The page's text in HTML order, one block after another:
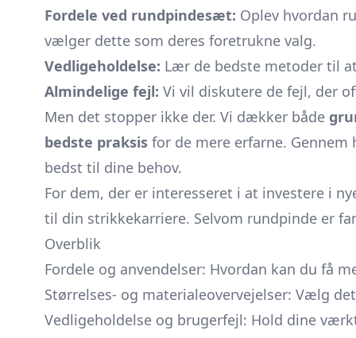
Fordele ved rundpindesæt: Oplev hvordan
vælger dette som deres foretrukne valg.
Vedligeholdelse: Lær de bedste metoder til
Almindelige fejl: Vi vil diskutere de fejl, der
Men det stopper ikke der. Vi dækker både
bedste praksis for de mere erfarne.
bedst til dine behov.
For dem, der er interesseret i at investere i
til din strikkekarriere. Selvom rundpinde er
Overblik
Fordele og anvendelser: Hvordan kan du få
Størrelses- og materialeovervejelser: Vælg
Vedligeholdelse og brugerfejl: Hold dine